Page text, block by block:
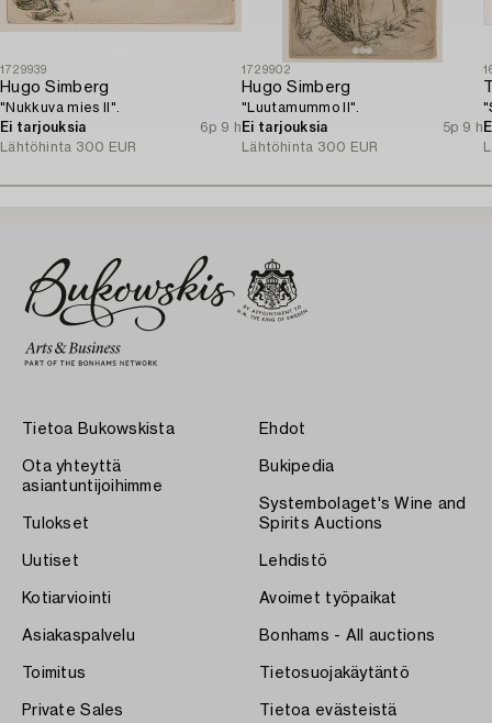
1729939
Hugo Simberg
"Nukkuva mies II".
Ei tarjouksia
6p 9 h
Lähtöhinta 300 EUR
1729902
Hugo Simberg
"Luutamummo II".
Ei tarjouksia
5p 9 h
Lähtöhinta 300 EUR
Tietoa Bukowskista
Ota yhteyttä
asiantuntijoihimme
Tulokset
Uutiset
Kotiarviointi
Asiakaspalvelu
Toimitus
Private Sales
Ehdot
Bukipedia
Systembolaget's Wine and
Spirits Auctions
Lehdistö
Avoimet työpaikat
Bonhams - All auctions
Tietosuojakäytäntö
Tietoa evästeistä